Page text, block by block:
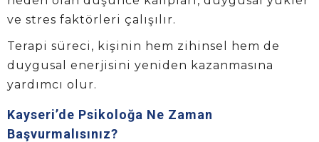
ve stres faktörleri çalışılır.
Terapi süreci, kişinin hem zihinsel hem de
duygusal enerjisini yeniden kazanmasına
yardımcı olur.
Kayseri’de Psikoloğa Ne Zaman
Başvurmalısınız?